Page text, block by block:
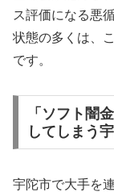
ス評価になる悪
状態の多くは、
です。
「ソフト闇
してしまう
宇陀市で大手を